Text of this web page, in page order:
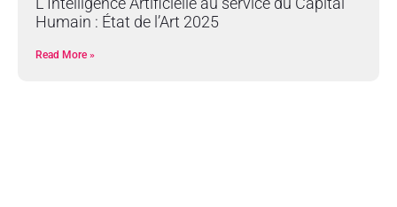
Humain : État de l’Art 2025
Read More »